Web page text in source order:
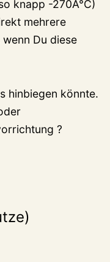
knapp -270Â°C)
mehrere
Du diese
hinbiegen könnte.
?